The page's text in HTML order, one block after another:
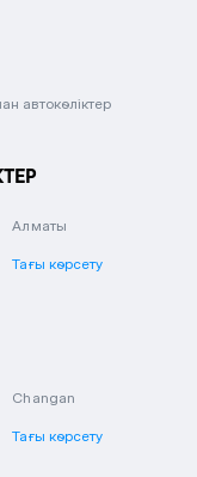
автокөліктер
Алматы
Тағы көрсету
Changan
Тағы көрсету